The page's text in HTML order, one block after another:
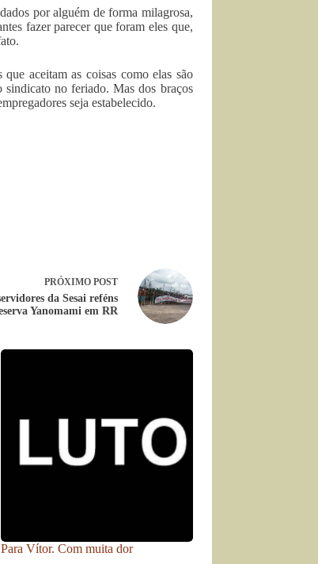
por alguém de forma milagrosa,
fazer parecer que foram eles que,
aceitam as coisas como elas são
no feriado. Mas dos braços
seja estabelecido.
PRÓXIMO POST
da Sesai reféns
Yanomami em RR
Para Vítor. Com muita dor